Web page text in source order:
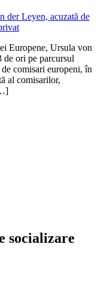
Europene, Ursula von
ori pe parcursul
comisari europeni, în
al comisarilor,
socializare